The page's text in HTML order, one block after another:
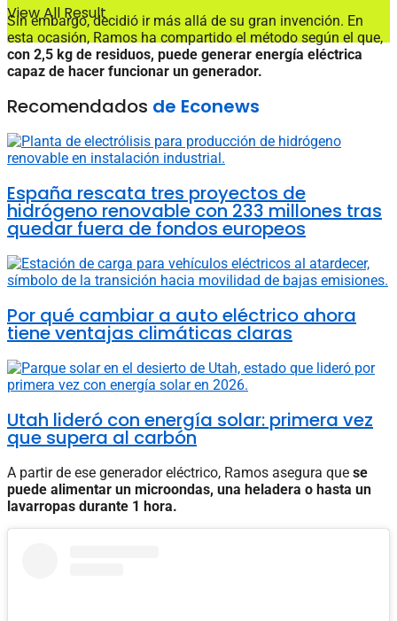
View All Result
Sin embargo, decidió ir más allá de su gran invención. En
esta ocasión, Ramos ha compartido el método según el que,
con 2,5 kg de residuos, puede generar energía eléctrica
capaz de hacer funcionar un generador.
Recomendados de Econews
España rescata tres proyectos de
hidrógeno renovable con 233 millones tras
quedar fuera de fondos europeos
Por qué cambiar a auto eléctrico ahora
tiene ventajas climáticas claras
Utah lideró con energía solar: primera vez
que supera al carbón
A partir de ese generador eléctrico, Ramos asegura que se
puede alimentar un microondas, una heladera o hasta un
lavarropas durante 1 hora.